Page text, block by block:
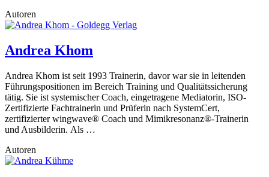
Autoren
Andrea Khom
Andrea Khom ist seit 1993 Trainerin, davor war sie in leitenden
Führungspositionen im Bereich Training und Qualitätssicherung
tätig. Sie ist systemischer Coach, eingetragene Mediatorin, ISO-
Zertifizierte Fachtrainerin und Prüferin nach SystemCert,
zertifizierter wingwave® Coach und Mimikresonanz®-Trainerin
und Ausbilderin. Als …
Autoren